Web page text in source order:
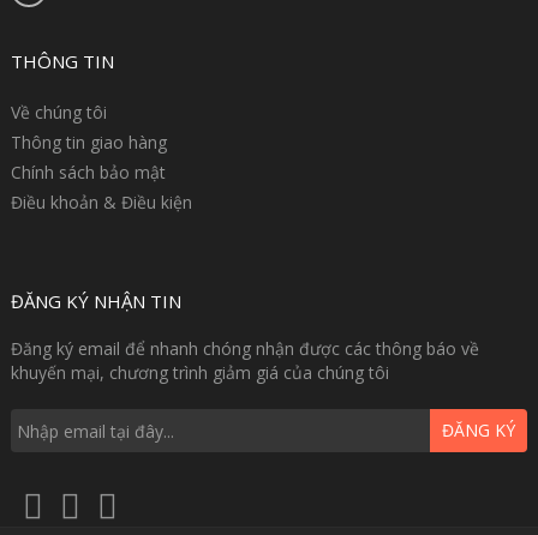
THÔNG TIN
Về chúng tôi
Thông tin giao hàng
Chính sách bảo mật
Điều khoản & Điều kiện
ĐĂNG KÝ NHẬN TIN
Đăng ký email để nhanh chóng nhận được các thông báo về
khuyến mại, chương trình giảm giá của chúng tôi
ĐĂNG KÝ